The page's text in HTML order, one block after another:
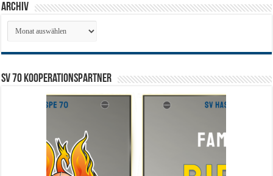
Archiv
Archiv
SV 70 Kooperationspartner